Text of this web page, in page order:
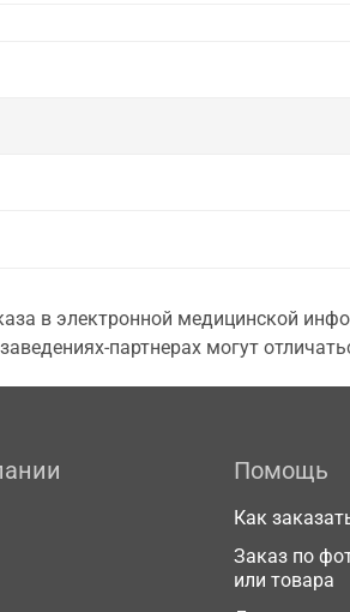
в электронной медицинской
партнерах могут
Помощь
Как
Заказ по
или товара